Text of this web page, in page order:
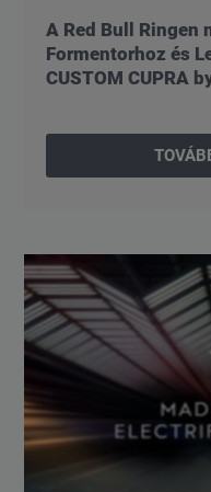
A Red Bull Ringen
Formentorhoz és
CUSTOM CUPRA